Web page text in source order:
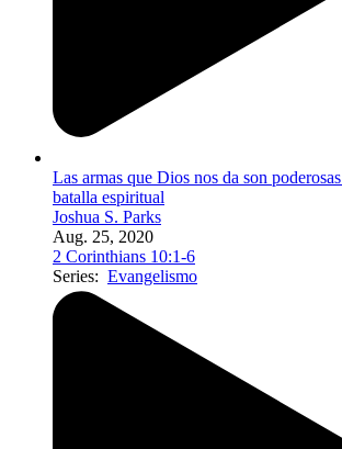
Las armas que Dios nos da son
batalla espiritual
Joshua S. Parks
Aug. 25, 2020
2 Corinthians 10:1-6
Series: Evangelismo